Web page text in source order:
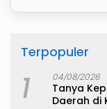
Terpopuler
1 04/08/2026
Tanya
Daerah di